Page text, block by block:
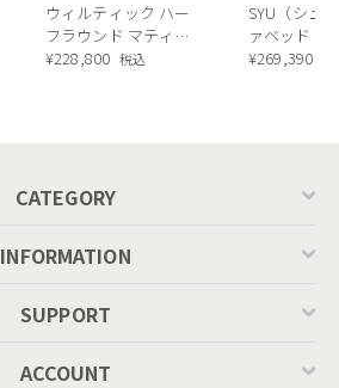
ウィルティック ハー
フラウンド マティエ
ラ塗装 ダイニングテ
¥228,800 税込
SYU（シュ
ァベッド（
ル）190cm
¥269,390
CATEGORY
INFORMATION
SUPPORT
ACCOUNT